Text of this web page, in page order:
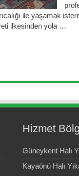
ile yaşamak
ilkesinden yola …
Hizmet
Güneykent Halı
Kayaönü Halı